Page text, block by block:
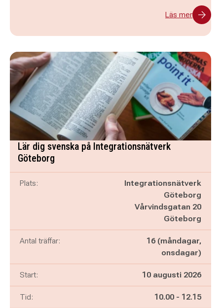
Läs mer
Lär dig svenska på Integrationsnätverk
Göteborg
Plats:
Integrationsnätverk
Göteborg
Vårvindsgatan 20
Göteborg
Antal träffar:
16 (måndagar,
onsdagar)
Start: 10 augusti 2026
Tid: Pågår mellan
10.00 - och
12.15